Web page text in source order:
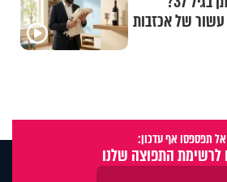
של אכזבות
אל תפספסו אף עדכון:
התפוצה שלנו